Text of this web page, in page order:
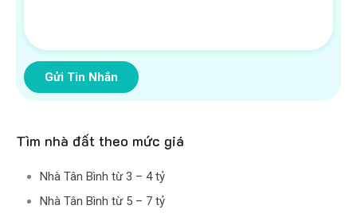
Gửi Tin Nhắn
Tìm nhà đất theo mức giá
Nhà Tân Bình từ 3 – 4 tỷ
Nhà Tân Bình từ 5 – 7 tỷ